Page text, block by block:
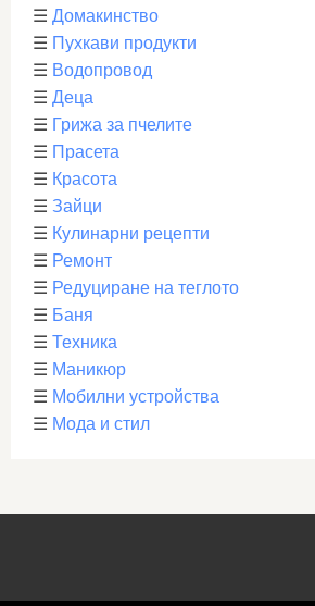
☰ Домакинство
☰ Пухкави продукти
☰ Водопровод
☰ Деца
☰ Грижа за пчелите
☰ Прасета
☰ Красота
☰ Зайци
☰ Кулинарни рецепти
☰ Ремонт
☰ Редуциране на теглото
☰ Баня
☰ Техника
☰ Маникюр
☰ Мобилни устройства
☰ Мода и стил